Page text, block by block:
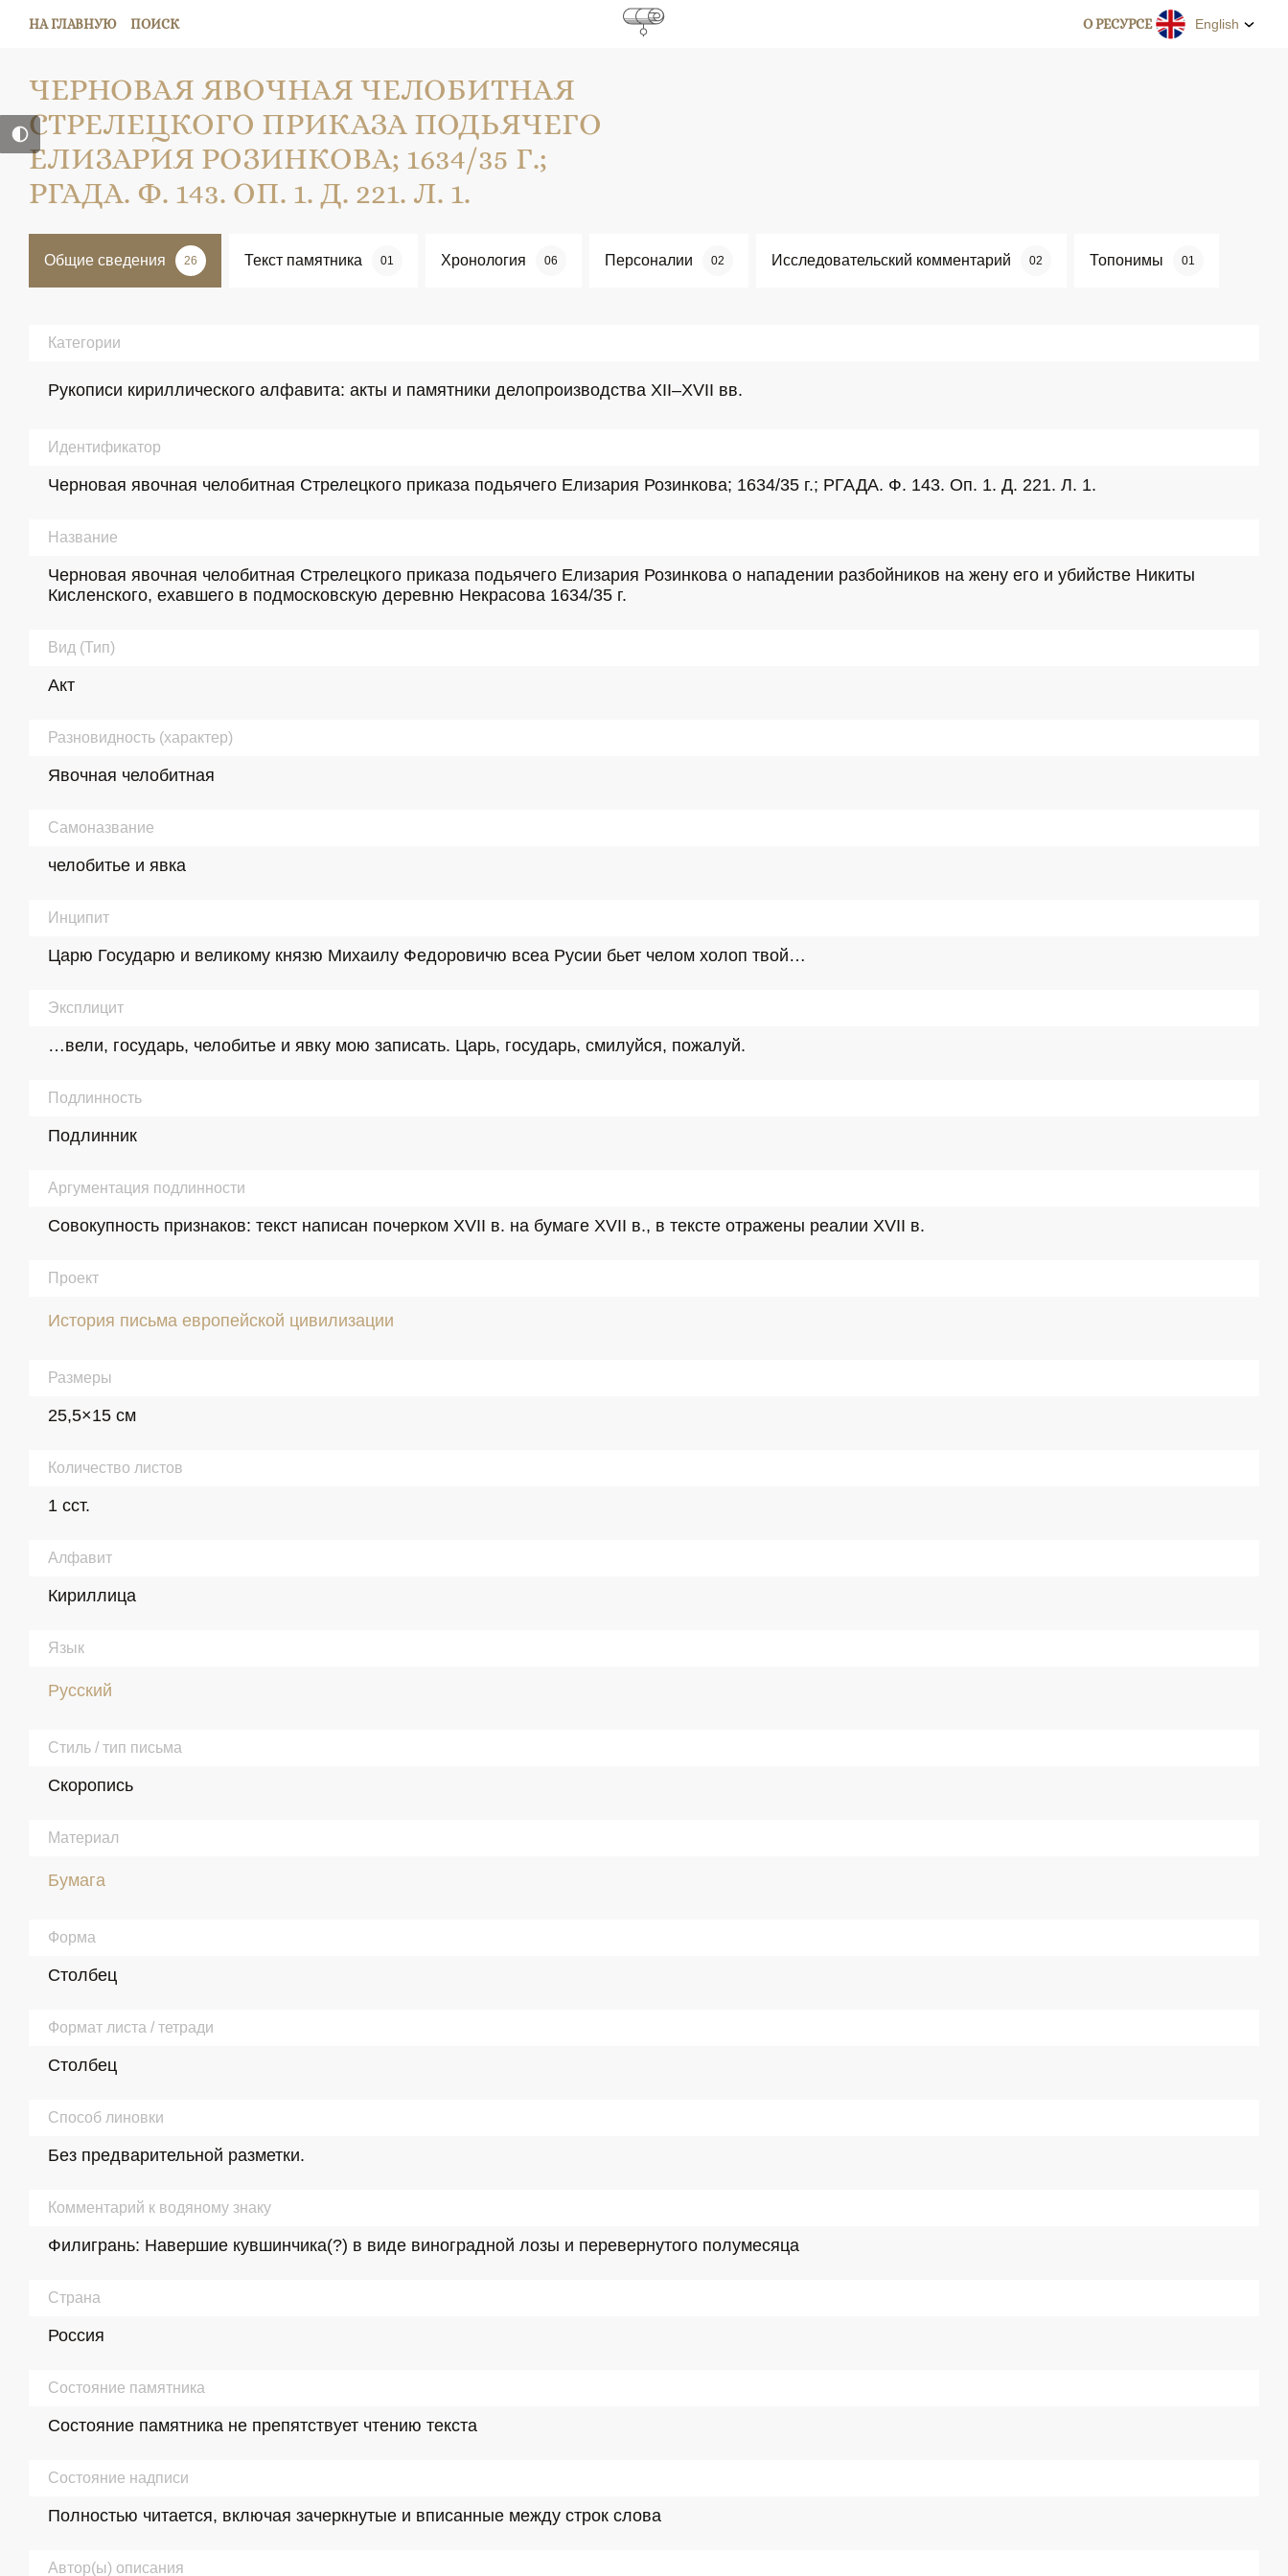
НА ГЛАВНУЮ ПОИСК О РЕСУРСЕ English
ЧЕРНОВАЯ ЯВОЧНАЯ ЧЕЛОБИТНАЯ
СТРЕЛЕЦКОГО ПРИКАЗА ПОДЬЯЧЕГО
ЕЛИЗАРИЯ РОЗИНКОВА; 1634/35 Г.;
РГАДА. Ф. 143. ОП. 1. Д. 221. Л. 1.
Общие сведения 26 Текст памятника 01 Хронология 06 Персоналии 02 Исследовательский комментарий 02 Топонимы 01
Категории
Рукописи кириллического алфавита: акты и памятники делопроизводства XII–XVII вв.
Идентификатор
Черновая явочная челобитная Стрелецкого приказа подьячего Елизария Розинкова; 1634/35 г.; РГАДА. Ф. 143. Оп. 1. Д. 221. Л. 1.
Название
Черновая явочная челобитная Стрелецкого приказа подьячего Елизария Розинкова о нападении разбойников на жену его и убийстве Никиты
Кисленского, ехавшего в подмосковскую деревню Некрасова 1634/35 г.
Вид (Тип)
Акт
Разновидность (характер)
Явочная челобитная
Самоназвание
челобитье и явка
Инципит
Царю Государю и великому князю Михаилу Федоровичю всеа Русии бьет челом холоп твой…
Эксплицит
…вели, государь, челобитье и явку мою записать. Царь, государь, смилуйся, пожалуй.
Подлинность
Подлинник
Аргументация подлинности
Совокупность признаков: текст написан почерком XVII в. на бумаге XVII в., в тексте отражены реалии XVII в.
Проект
История письма европейской цивилизации
Размеры
25,5×15 см
Количество листов
1 сст.
Алфавит
Кириллица
Язык
Русский
Стиль / тип письма
Скоропись
Материал
Бумага
Форма
Столбец
Формат листа / тетради
Столбец
Способ линовки
Без предварительной разметки.
Комментарий к водяному знаку
Филигрань: Навершие кувшинчика(?) в виде виноградной лозы и перевернутого полумесяца
Страна
Россия
Состояние памятника
Состояние памятника не препятствует чтению текста
Состояние надписи
Полностью читается, включая зачеркнутые и вписанные между строк слова
Автор(ы) описания